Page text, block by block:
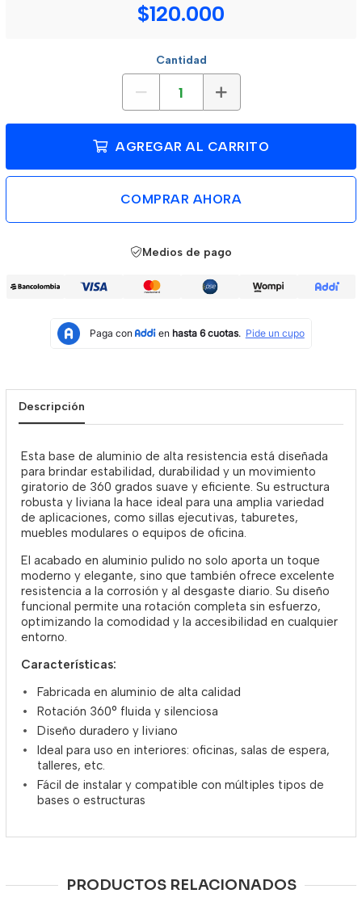
$120.000
Cantidad
AGREGAR AL CARRITO
COMPRAR AHORA
Medios de pago
Descripción
Esta base de aluminio de alta resistencia está diseñada
para brindar estabilidad, durabilidad y un movimiento
giratorio de 360 grados suave y eficiente. Su estructura
robusta y liviana la hace ideal para una amplia variedad
de aplicaciones, como sillas ejecutivas, taburetes,
muebles modulares o equipos de oficina.
El acabado en aluminio pulido no solo aporta un toque
moderno y elegante, sino que también ofrece excelente
resistencia a la corrosión y al desgaste diario. Su diseño
funcional permite una rotación completa sin esfuerzo,
optimizando la comodidad y la accesibilidad en cualquier
entorno.
Características:
Fabricada en aluminio de alta calidad
Rotación 360° fluida y silenciosa
Diseño duradero y liviano
Ideal para uso en interiores: oficinas, salas de espera,
talleres, etc.
Fácil de instalar y compatible con múltiples tipos de
bases o estructuras
PRODUCTOS RELACIONADOS